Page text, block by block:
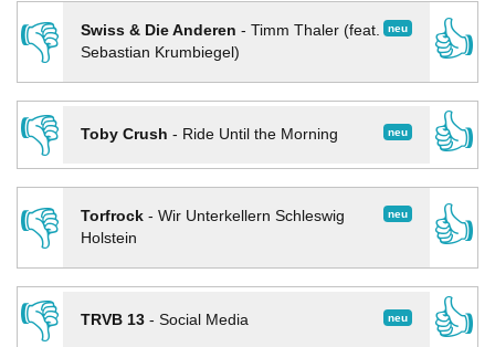
👎
neu
Swiss & Die Anderen - Timm Thaler (feat.
Sebastian Krumbiegel)
👍
👎
neu
Toby Crush - Ride Until the Morning
👍
👎
neu
Torfrock- Wir Unterkellern Schleswig
Holstein
👍
👎
neu
TRVB 13- Social Media
👍